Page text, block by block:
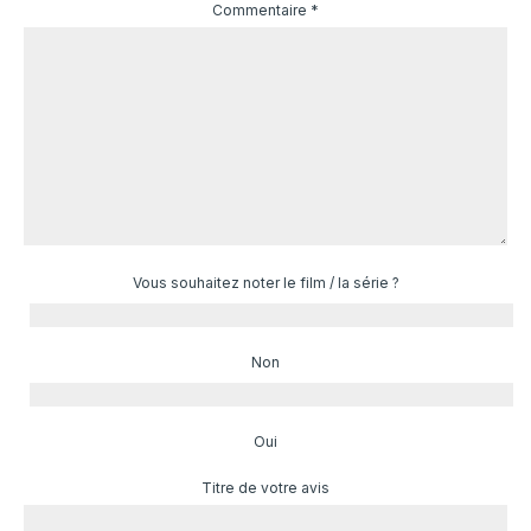
Commentaire *
Vous souhaitez noter le film / la série ?
Non
Oui
Titre de votre avis